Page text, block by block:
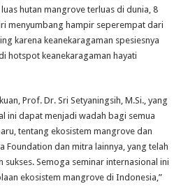
hutan mangrove terluas di dunia, 8
menyumbang hampir seperempat dari
karena keanekaragaman spesiesnya
hotspot keanekaragaman hayati
Prof. Dr. Sri Setyaningsih, M.Si., yang
ini dapat menjadi wadah bagi semua
tentang ekosistem mangrove dan
Foundation dan mitra lainnya, yang telah
Semoga seminar internasional ini
ekosistem mangrove di Indonesia,”